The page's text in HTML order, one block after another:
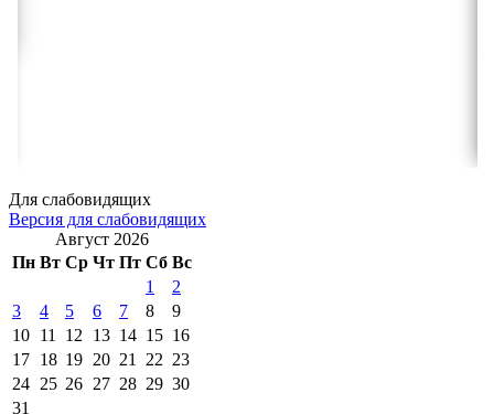
Для слабовидящих
Версия для слабовидящих
Август 2026
Пн Вт Ср Чт Пт Сб Вс
1
2
3
4 5 6 7 8
9
10 11 12 13 14 15 16
17 18 19 20 21 22 23
24 25 26 27 28 29 30
31